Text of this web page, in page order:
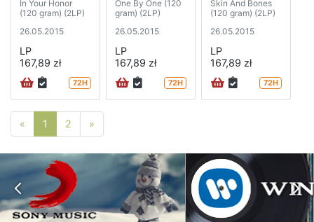
In Your Honor
(120 gram) (2LP)
26.05.2015
LP
167,89 zł
72H
One By One (120
gram) (2LP)
26.05.2015
LP
167,89 zł
72H
Skin And Bones
(120 gram) (2LP)
26.05.2015
LP
167,89 zł
72H
« Poprzednia strona
1 2 »